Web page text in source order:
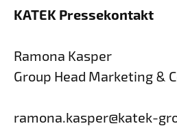
KATEK Pressekontakt
Ramona Kasper
Group Head Marketing &
ramona.kasper@katek-